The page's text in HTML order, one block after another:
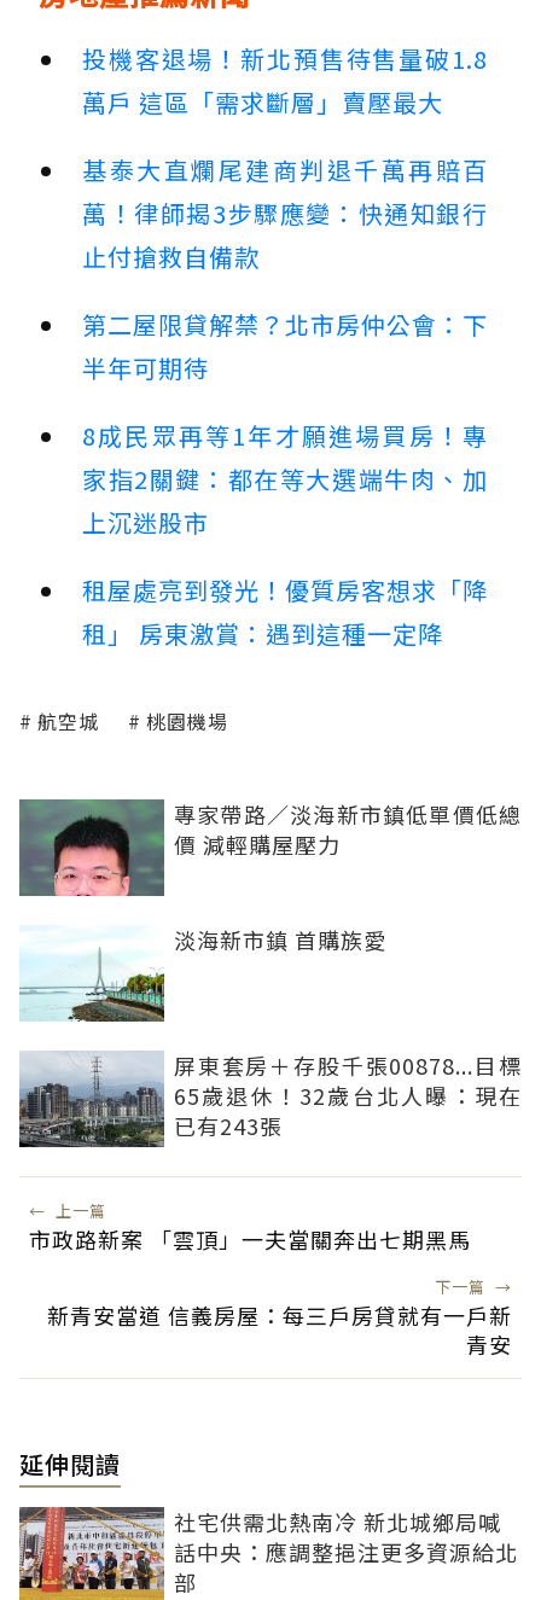
投機客退場！新北預售待售量破1.8
萬戶 這區「需求斷層」賣壓最大
基泰大直爛尾建商判退千萬再賠百
萬！律師揭3步驟應變：快通知銀行
止付搶救自備款
第二屋限貸解禁？北市房仲公會：下
半年可期待
8成民眾再等1年才願進場買房！專
家指2關鍵：都在等大選端牛肉、加
上沉迷股市
租屋處亮到發光！優質房客想求「降
租」 房東激賞：遇到這種一定降
航空城 桃園機場
專家帶路／淡海新市鎮低單價低總
價 減輕購屋壓力
淡海新市鎮 首購族愛
屏東套房＋存股千張00878...目標
65歲退休！32歲台北人曝：現在
已有243張
← 上一篇
市政路新案 「雲頂」一夫當關奔出七期黑馬
下一篇 →
新青安當道 信義房屋：每三戶房貸就有一戶新
青安
延伸閱讀
社宅供需北熱南冷 新北城鄉局喊
話中央：應調整挹注更多資源給北
部